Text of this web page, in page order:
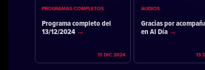
PROGRAMAS COMPLETOS
Programa completo del
13/12/2024
13 DIC 2024
AUDIOS
Gracias por
en Al Día
13